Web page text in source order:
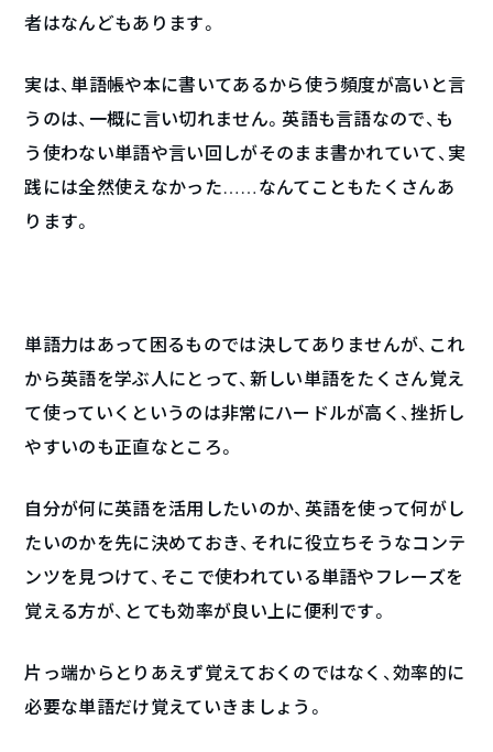
者はなんどもあります。
実は、単語帳や本に書いてあるから使う頻度が高いと言
うのは、一概に言い切れません。英語も言語なので、も
う使わない単語や言い回しがそのまま書かれていて、実
践には全然使えなかった……なんてこともたくさんあ
ります。
単語力はあって困るものでは決してありませんが、これ
から英語を学ぶ人にとって、新しい単語をたくさん覚え
て使っていくというのは非常にハードルが高く、挫折し
やすいのも正直なところ。
自分が何に英語を活用したいのか、英語を使って何がし
たいのかを先に決めておき、それに役立ちそうなコンテ
ンツを見つけて、そこで使われている単語やフレーズを
覚える方が、とても効率が良い上に便利です。
片っ端からとりあえず覚えておくのではなく、効率的に
必要な単語だけ覚えていきましょう。